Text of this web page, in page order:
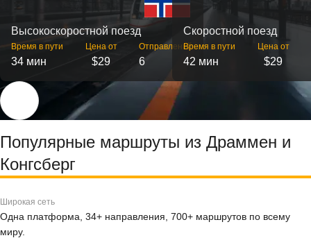
Высокоскоростной поезд
Время в пути
34 мин
Цена от
$29
Отправлений
6
Скоростной поезд
Время в пути
42 мин
Цена от
$29
Популярные маршруты из Драммен и
Конгсберг
Широкая сеть
Одна платформа, 34+ направления, 700+ маршрутов по всему
миру.